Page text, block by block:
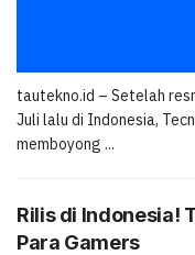
tautekno.id – Setelah
Juli lalu di Indonesia,
memboyong ...
Rilis di Indonesia!
Para Gamers